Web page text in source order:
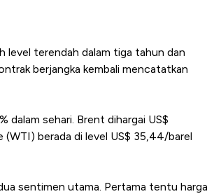
level terendah dalam tiga tahun dan
berjangka kembali mencatatkan
dalam sehari. Brent dihargai US$
berada di level US$ 35,44/barel
sentimen utama. Pertama tentu harga